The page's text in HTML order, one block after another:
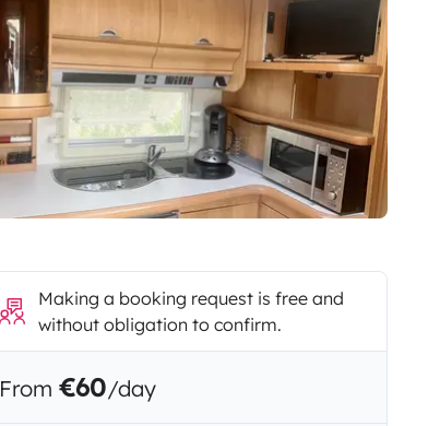
Making a booking request is free and
without obligation to confirm.
From €60/day